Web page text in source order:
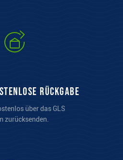
Rückgabe
über das GLS
zurücksenden.